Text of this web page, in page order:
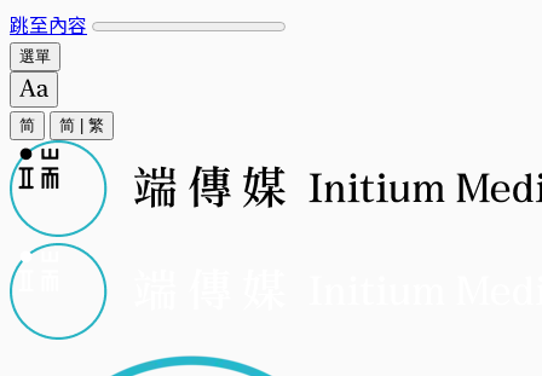
跳至內容
選單
简 简 繁